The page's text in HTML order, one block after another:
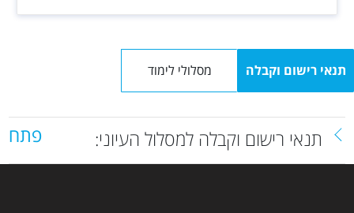
תנאי רישום וקבלה מסלולי לימוד
תנאי רישום וקבלה למסלול העיוני: פתח